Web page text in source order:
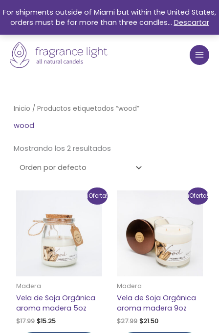
For shipments outside of Miami but within the United States,
orders must be for more than three candles... Descartar
al
contenido
Inicio / Productos etiquetados “wood”
wood
Mostrando los 2 resultados
¡Oferta!
Madera
Vela de Soja Orgánica
aroma madera 5oz
$17.99
era:
$17.99.
$15.25
es:
$15.25.
¡Oferta!
Madera
Vela de Soja Orgánica
aroma madera 9oz
$27.99
era:
$27.99.
$21.50
es:
$21.50.